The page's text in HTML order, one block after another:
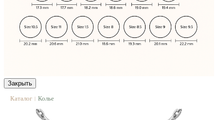
Закрыть
Каталог | Колье